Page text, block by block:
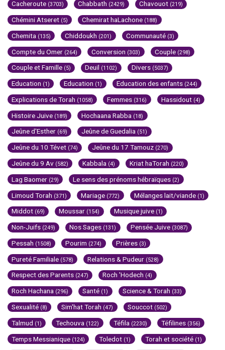
Cacheroute (3703) Chabbath (2429) Chavouot (219)
Chémini Atseret (5) Chemirat haLachone (188)
Chemita (135) Chiddoukh (201) Communauté (3)
Compte du Omer (264) Conversion (303) Couple (298)
Couple et Famille (5) Deuil (1102) Divers (5037)
Education (1) Education (1) Education des enfants (244)
Explications de Torah (1058) Femmes (316) Hassidout (4)
Histoire Juive (189) Hochaana Rabba (18)
Jeûne d'Esther (69) Jeûne de Guedalia (51)
Jeûne du 10 Tévet (74) Jeûne du 17 Tamouz (270)
Jeûne du 9 Av (582) Kabbala (4) Kriat haTorah (220)
Lag Baomer (29) Le sens des prénoms hébraïques (2)
Limoud Torah (371) Mariage (772) Mélanges lait/viande (1)
Middot (69) Moussar (154) Musique juive (1)
Non-Juifs (249) Nos Sages (131) Pensée Juive (3087)
Pessah (1508) Pourim (274) Prières (3)
Pureté Familiale (578) Relations & Pudeur (528)
Respect des Parents (247) Roch 'Hodech (4)
Roch Hachana (296) Santé (1) Science & Torah (33)
Sexualité (8) Sim'hat Torah (47) Souccot (502)
Talmud (1) Techouva (122) Téfila (2230) Téfilines (356)
Temps Messianique (124) Toledot (1) Torah et société (1)